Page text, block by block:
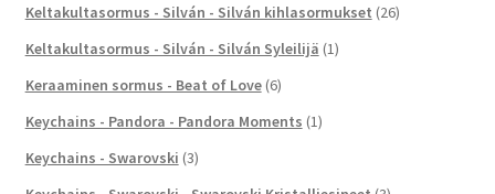
Keltakultasormus - Silván - Silván kihlasormukset (26)
Keltakultasormus - Silván - Silván Syleilijä (1)
Keraaminen sormus - Beat of Love (6)
Keychains - Pandora - Pandora Moments (1)
Keychains - Swarovski (3)